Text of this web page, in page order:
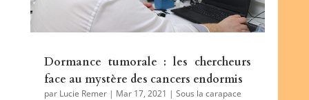
Dormance tumorale : les chercheurs
face au mystère des cancers endormis
par Lucie Remer| Mar 17, 2021 | Sous la carapace